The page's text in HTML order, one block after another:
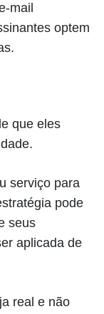
mail
optem
que eles
serviço para
pode
seus
aplicada de
real e não